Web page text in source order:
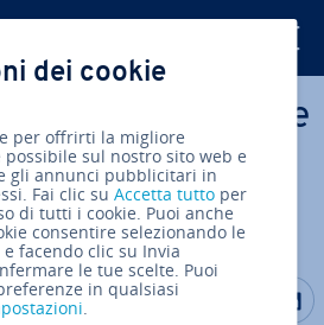
ef­fet­tua­re
su
altri motori di
Condividi
dei cookie
per offrirti la migliore
sul nostro sito web e
gli annunci pubblicitari in
Fai clic suAccetta tutto per
di tutti i cookie. Puoi anche
consentire selezionando le
facendo clic su Invia
le tue scelte. Puoi
in qualsiasi
.